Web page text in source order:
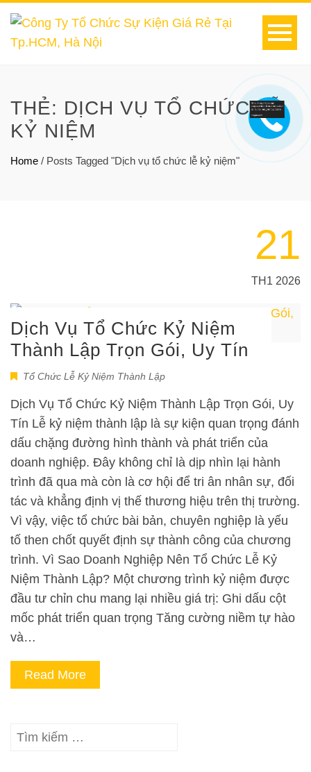
THẺ: DỊCH VỤ TỔ CHỨC LỄ
KỶ NIỆM
Home / Posts Tagged "Dịch vụ tổ chức lễ kỷ niệm"
21
TH1 2026
Dịch Vụ Tổ Chức Kỷ Niệm
Thành Lập Trọn Gói, Uy Tín
Tổ Chức Lễ Kỷ Niệm Thành Lập
Dịch Vụ Tổ Chức Kỷ Niệm Thành Lập Trọn Gói, Uy
Tín Lễ kỷ niệm thành lập là sự kiện quan trọng đánh
dấu chặng đường hình thành và phát triển của
doanh nghiệp. Đây không chỉ là dịp nhìn lại hành
trình đã qua mà còn là cơ hội để tri ân nhân sự, đối
tác và khẳng định vị thế thương hiệu trên thị trường.
Vì vậy, việc tổ chức bài bản, chuyên nghiệp là yếu
tố then chốt quyết định sự thành công của chương
trình. Vì Sao Doanh Nghiệp Nên Tổ Chức Lễ Kỷ
Niệm Thành Lập? Một chương trình kỷ niệm được
đầu tư chỉn chu mang lại nhiều giá trị: Ghi dấu cột
mốc phát triển quan trọng Tăng cường niềm tự hào
và…
Read More
Tìm